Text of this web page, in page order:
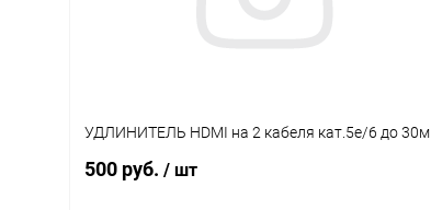
УДЛИНИТЕЛЬ HDMI на 2 кабеля кат.5е/6 до 30м
500 руб. / шт